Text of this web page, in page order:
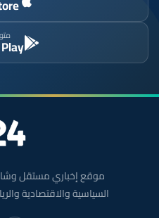
موقع إخباري مستقل
السياسية والاقتصادية